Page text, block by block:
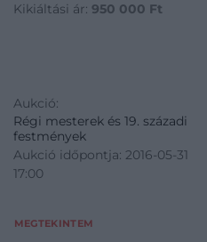
Kikiáltási ár: 950 000 Ft
Aukció:
Régi mesterek és 19. századi
festmények
Aukció időpontja: 2016-05-31
17:00
MEGTEKINTEM